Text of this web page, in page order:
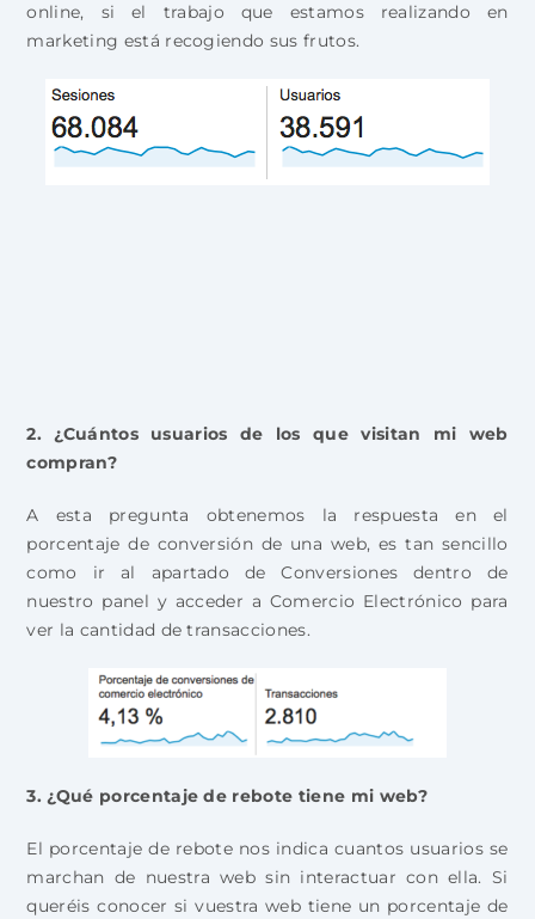
online, si el trabajo que estamos realizando en
marketing está recogiendo sus frutos.
2. ¿Cuántos usuarios de los que visitan mi web
compran?
A esta pregunta obtenemos la respuesta en el
porcentaje de conversión de una web, es tan sencillo
como ir al apartado de Conversiones dentro de
nuestro panel y acceder a Comercio Electrónico para
ver la cantidad de transacciones.
3. ¿Qué porcentaje de rebote tiene mi web?
El porcentaje de rebote nos indica cuantos usuarios se
marchan de nuestra web sin interactuar con ella. Si
queréis conocer si vuestra web tiene un porcentaje de